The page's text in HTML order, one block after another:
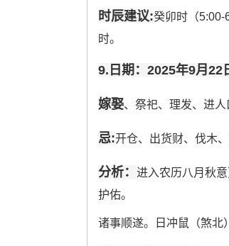
时辰建议:癸卯时（5:00-
时。
9.日期：2025年9月22
嫁娶、祭祀、理发、进
忌:开仓、出货财、伐木
分析： 进入农历八月秋
护佑。
诸事顺遂。日冲鼠（煞北